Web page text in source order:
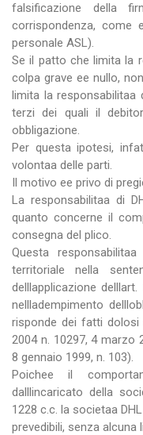
falsificazione della
corrispondenza,
personale ASL).
Se il patto che limita la
colpa grave ee nullo,
limita la
terzi dei quali il
obbligazione.
Per questa ipotesi,
volontaa delle parti.
Il motivo ee privo di
La responsabilitaa di
quanto concerne il
consegna del plico.
Questa
territoriale nella
delllapplicazione
nellladempimento
risponde dei fatti
2004 n. 10297, 4 marzo
8 gennaio 1999, n. 103).
Poichee il
dalllincaricato della
1228 c.c. la societaa
prevedibili, senza alcuna